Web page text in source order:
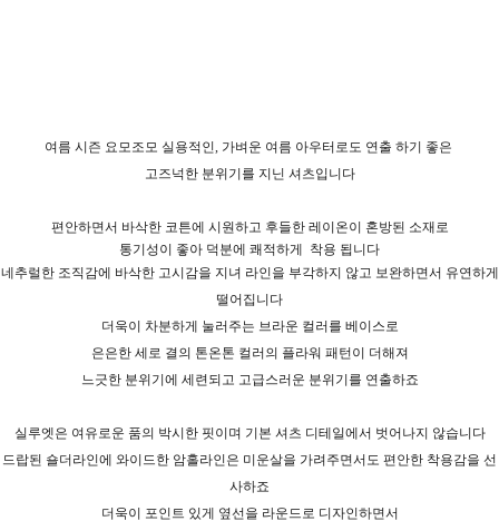
여름 시즌 요모조모 실용적인, 가벼운 여름 아우터로도 연출 하기 좋은
고즈넉한 분위기를 지닌 셔츠입니다
편안하면서 바삭한 코튼에 시원하고 후들한 레이온이 혼방된 소재로
통기성이 좋아 덕분에 쾌적하게
착용 됩니다
네추럴한 조직감에 바삭한 고시감을 지녀 라인을 부각하지 않고 보완하면서 유연하게
떨어집니다
더욱이 차분하게 눌러주는 브라운 컬러를 베이스로
은은한 세로 결의 톤온톤 컬러의 플라워 패턴이 더해져
느긋한 분위기에 세련되고 고급스러운 분위기를 연출하죠
실루엣은 여유로운 품의 박시한 핏이며 기본 셔츠 디테일에서 벗어나지 않습니다
드랍된 숄더라인에 와이드한 암홀라인은 미운살을 가려주면서도 편안한 착용감을 선
사하죠
더욱이 포인트 있게 옆선을 라운드로 디자인하면서